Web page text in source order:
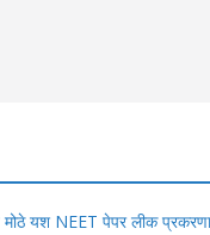
मोठे यश NEET पेपर लीक